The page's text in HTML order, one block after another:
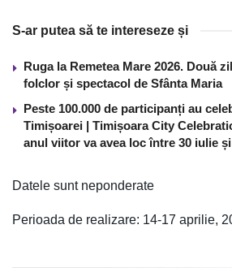
S-ar putea să te intereseze și
Ruga la Remetea Mare 2026. Două
folclor și spectacol de Sfânta Maria
Peste 100.000 de participanți au
Timișoarei | Timișoara City
anul viitor va avea loc între 30 iulie
Datele sunt neponderate
Perioada de realizare: 14-17 aprilie,